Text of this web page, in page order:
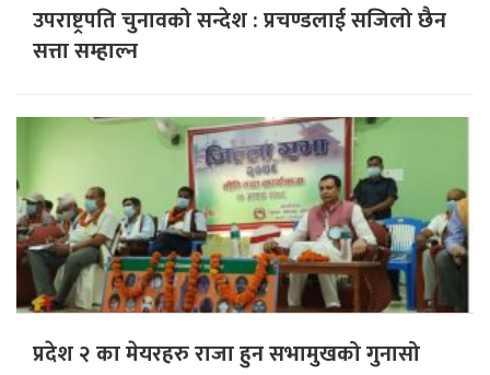
उपराष्ट्रपति चुनावको सन्देश : प्रचण्डलाई सजिलो छैन
सत्ता सम्हाल्न
प्रदेश २ का मेयरहरु राजा हुन सभामुखको गुनासो